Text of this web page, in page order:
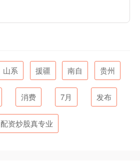
山系 援疆 南自 贵州
消费 7月 发布
配资炒股真专业